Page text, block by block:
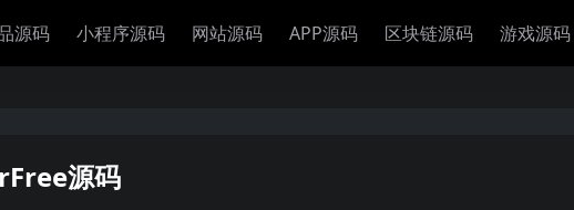
源码 小程序源码 网站源码 APP源码 区块链源码 游戏源码
源码